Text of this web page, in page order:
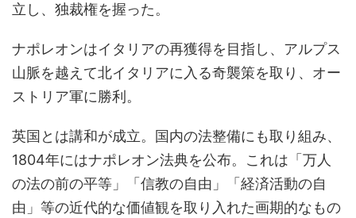
立し、独裁権を握った。
ナポレオンはイタリアの再獲得を目指し、アルプス
山脈を越えて北イタリアに入る奇襲策を取り、オー
ストリア軍に勝利。
英国とは講和が成立。国内の法整備にも取り組み、
1804年にはナポレオン法典を公布。これは「万人
の法の前の平等」「信教の自由」「経済活動の自
由」等の近代的な価値観を取り入れた画期的なもの